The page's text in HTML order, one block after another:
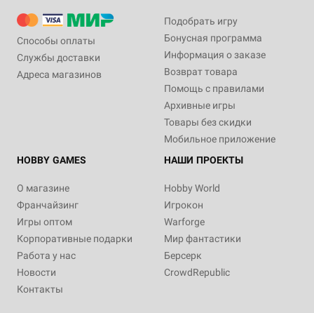
Способы оплаты
Службы доставки
Адреса магазинов
Подобрать игру
Бонусная программа
Информация о заказе
Возврат товара
Помощь с правилами
Архивные игры
Товары без скидки
Мобильное приложение
HOBBY GAMES
О магазине
Франчайзинг
Игры оптом
Корпоративные подарки
Работа у нас
Новости
Контакты
НАШИ ПРОЕКТЫ
Hobby World
Игрокон
Warforge
Мир фантастики
Берсерк
CrowdRepublic